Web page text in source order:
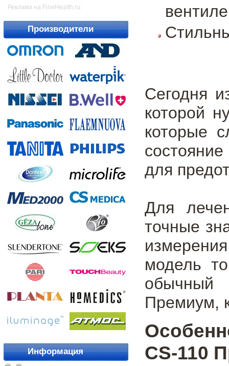
Реклама на FineHealth.ru:
Производители
Информация
Сегодня
которой
которые
для
Для
точные
модель
обычный
Премиум,
CS-110